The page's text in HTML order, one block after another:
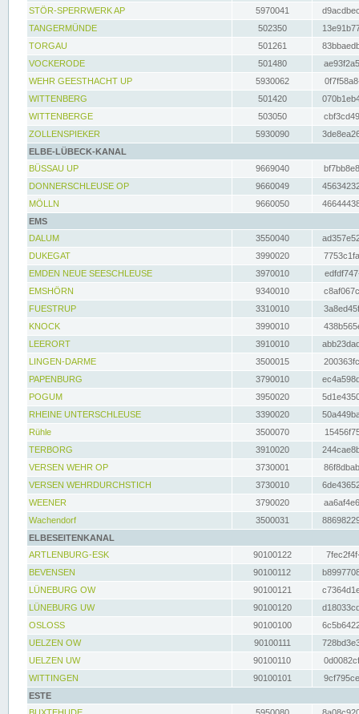
STÖR-SPERRWERK AP 5970041
TANGERMÜNDE
502350
TORGAU
501261
VOCKERODE
501480
WEHR GEESTHACHT UP
5930062
WITTENBERG
501420
WITTENBERGE
503050
ZOLLENSPIEKER
5930090
ELBE-LÜBECK-KANAL
BÜSSAU UP
9669040
DONNERSCHLEUSE OP
9660049
MÖLLN
9660050
EMS
DALUM
3550040
DUKEGAT
3990020
EMDEN NEUE SEESCHLEUSE
3970010
EMSHÖRN
9340010
FUESTRUP
3310010
KNOCK
3990010
LEERORT
3910010
LINGEN-DARME
3500015
PAPENBURG
3790010
POGUM
3950020
RHEINE UNTERSCHLEUSE
3390020
Rühle
3500070
TERBORG
3910020
VERSEN WEHR OP
3730001
VERSEN WEHRDURCHSTICH
3730010
WEENER
3790020
Wachendorf
3500031
ELBESEITENKANAL
ARTLENBURG-ESK
90100122
BEVENSEN
90100112
LÜNEBURG OW
90100121
LÜNEBURG UW
90100120
OSLOSS
90100100
UELZEN OW
90100111
UELZEN UW
90100110
WITTINGEN
90100101
ESTE